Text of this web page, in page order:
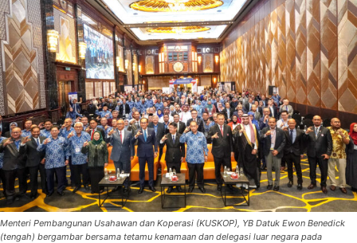
Menteri Pembangunan Usahawan dan Koperasi (KUSKOP), YB Datuk Ewon Benedick
(tengah) bergambar bersama tetamu kenamaan dan delegasi luar negara pada